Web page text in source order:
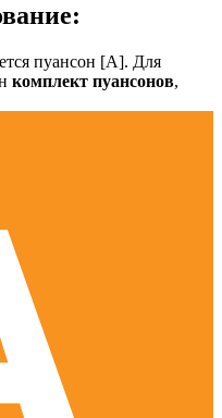
пуансон [А]. Для
комплект пуансонов,